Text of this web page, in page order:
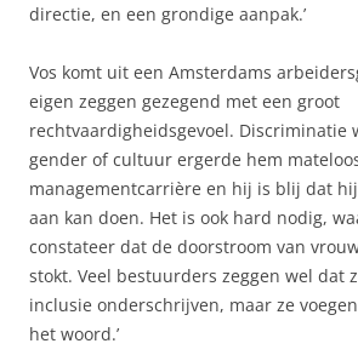
directie, en een grondige aanpak.’
Vos komt uit een Amsterdams
eigen zeggen gezegend met een groot
rechtvaardigheidsgevoel. Discriminatie
gender of cultuur ergerde hem
managementcarrière en hij is blij dat
aan kan doen. Het is ook hard nodig,
constateer dat de doorstroom van
stokt. Veel bestuurders zeggen wel dat
inclusie onderschrijven, maar ze
het woord.’